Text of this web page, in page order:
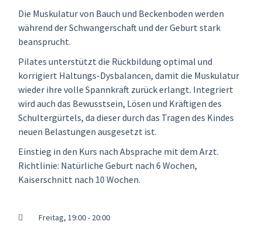
Die Muskulatur von Bauch und Beckenboden werden
während der Schwangerschaft und der Geburt stark
beansprucht.
Pilates unterstützt die Rückbildung optimal und
korrigiert Haltungs-Dysbalancen, damit die Muskulatur
wieder ihre volle Spannkraft zurück erlangt. Integriert
wird auch das Bewusstsein, Lösen und Kräftigen des
Schultergürtels, da dieser durch das Tragen des Kindes
neuen Belastungen ausgesetzt ist.
Einstieg in den Kurs nach Absprache mit dem Arzt.
Richtlinie: Natürliche Geburt nach 6 Wochen,
Kaiserschnitt nach 10 Wochen.
Freitag, 19:00 - 20:00